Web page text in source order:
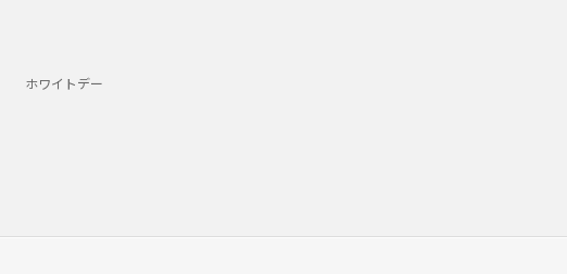
ホワイトデー